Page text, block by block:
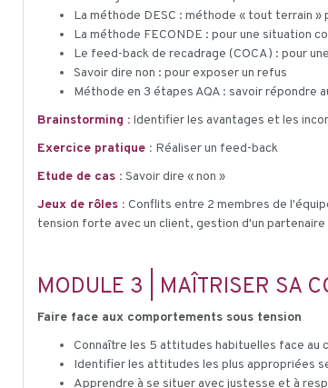
La méthode DESC : méthode « tout terrain
La méthode FECONDE : pour une situation
Le feed-back de recadrage (COCA) : pour
Savoir dire non : pour exposer un refus
Méthode en 3 étapes AQA : savoir répondre
Brainstorming : Identifier les avantages et les
Exercice pratique : Réaliser un feed-back
Etude de cas : Savoir dire « non »
Jeux de rôles : Conflits entre 2 membres de
tension forte avec un client, gestion d'un
MODULE 3 | MAÎTRISER SA
Faire face aux comportements sous tension
Connaître les 5 attitudes habituelles face au
Identifier les attitudes les plus appropriées
Apprendre à se situer avec justesse et à